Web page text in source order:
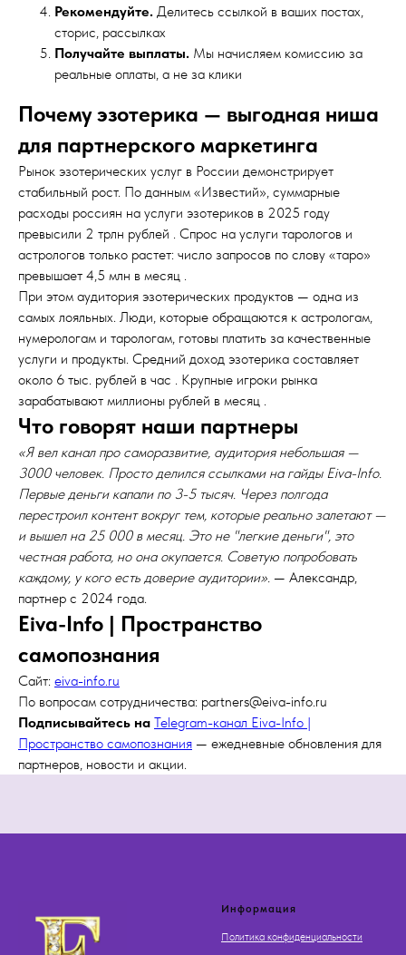
Рекомендуйте. Делитесь ссылкой в ваших постах,
сторис, рассылках
Получайте выплаты. Мы начисляем комиссию за
реальные оплаты, а не за клики
Почему эзотерика — выгодная ниша
для партнерского маркетинга
Рынок эзотерических услуг в России демонстрирует
стабильный рост. По данным «Известий», суммарные
расходы россиян на услуги эзотериков в 2025 году
превысили 2 трлн рублей . Спрос на услуги тарологов и
астрологов только растет: число запросов по слову «таро»
превышает 4,5 млн в месяц .
При этом аудитория эзотерических продуктов — одна из
самых лояльных. Люди, которые обращаются к астрологам,
нумерологам и тарологам, готовы платить за качественные
услуги и продукты. Средний доход эзотерика составляет
около 6 тыс. рублей в час . Крупные игроки рынка
зарабатывают миллионы рублей в месяц .
Что говорят наши партнеры
«Я вел канал про саморазвитие, аудитория небольшая —
3000 человек. Просто делился ссылками на гайды Eiva-Info.
Первые деньги капали по 3-5 тысяч. Через полгода
перестроил контент вокруг тем, которые реально залетают —
и вышел на 25 000 в месяц. Это не "легкие деньги", это
честная работа, но она окупается. Советую попробовать
каждому, у кого есть доверие аудитории». — Александр,
партнер с 2024 года.
Eiva-Info | Пространство
самопознания
Сайт: eiva-info.ru
По вопросам сотрудничества: partners@eiva-info.ru
Подписывайтесь на Telegram-канал Eiva-Info |
Пространство самопознания — ежедневные обновления для
партнеров, новости и акции.
Информация
Политика конфиденциальности